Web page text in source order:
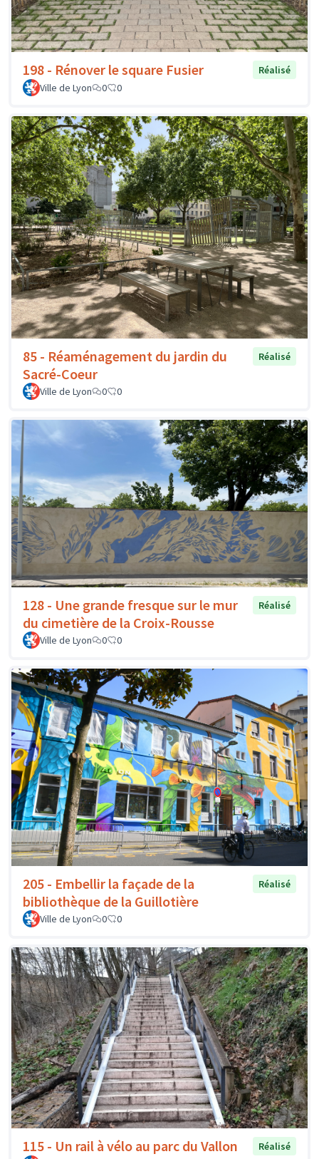
198 - Rénover le square Fusier
Réalisé
Ville de Lyon
0 0
85 - Réaménagement du jardin du
Sacré-Coeur
Réalisé
Ville de Lyon 0 0
128 - Une grande fresque sur le mur
du cimetière de la Croix-Rousse
Réalisé
Ville de Lyon 0 0
205 - Embellir la façade de la
bibliothèque de la Guillotière
Réalisé
Ville de Lyon 0 0
115 - Un rail à vélo au parc du Vallon
Réalisé